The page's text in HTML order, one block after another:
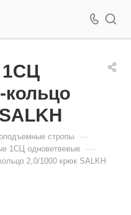
1СЦ
кольцо
стропы —
1СЦ одноветвевые —
2,0/1000 крюк SALKH